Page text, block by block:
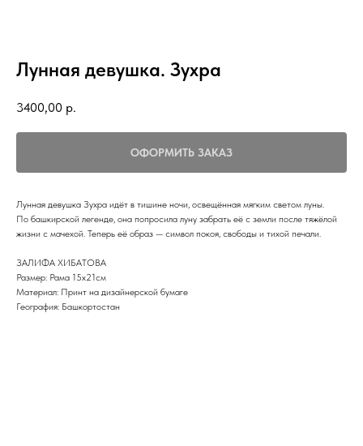
Лунная девушка. Зухра
3400,00 р.
ОФОРМИТЬ ЗАКАЗ
Лунная девушка Зухра идёт в тишине ночи, освещённая мягким светом луны.
По башкирской легенде, она попросила луну забрать её с земли после тяжёлой
жизни с мачехой. Теперь её образ — символ покоя, свободы и тихой печали.
ЗАЛИФА ХИБАТОВА
Размер: Рама 15х21см
Материал: Принт на дизайнерской бумаге
География: Башкортостан